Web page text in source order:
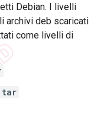
Debian. I livelli
archivi deb scaricati
come livelli di